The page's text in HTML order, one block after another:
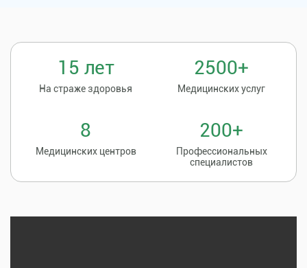
15 лет
На страже здоровья
2500+
Медицинских услуг
8
Медицинских центров
200+
Профессиональных
специалистов